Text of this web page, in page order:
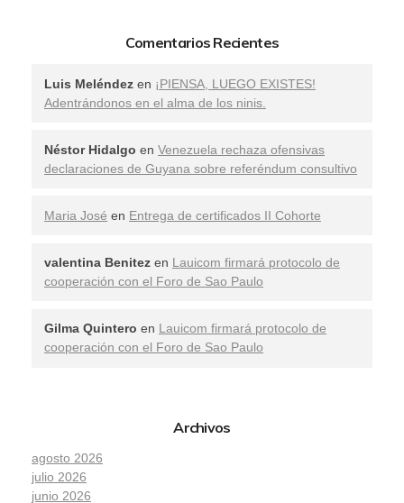
Comentarios Recientes
Luis Meléndez en ¡PIENSA, LUEGO EXISTES!
Adentrándonos en el alma de los ninis.
Néstor Hidalgo en Venezuela rechaza ofensivas
declaraciones de Guyana sobre referéndum consultivo
Maria José en Entrega de certificados II Cohorte
valentina Benitez en Lauicom firmará protocolo de
cooperación con el Foro de Sao Paulo
Gilma Quintero en Lauicom firmará protocolo de
cooperación con el Foro de Sao Paulo
Archivos
agosto 2026
julio 2026
junio 2026